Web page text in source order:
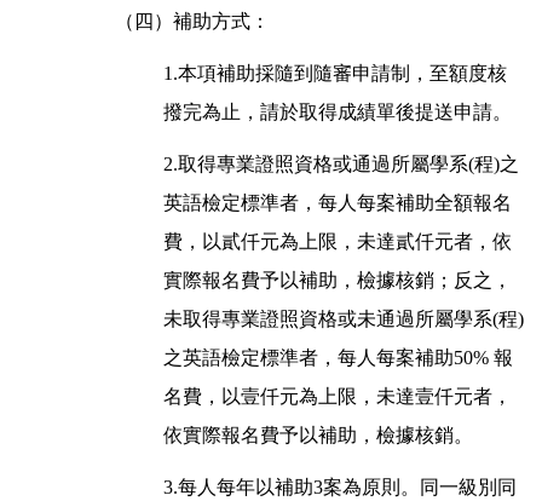
（四）補助方式：
1.本項補助採隨到隨審申請制，至額度核
撥完為止，請於取得成績單後提送申請。
2.取得專業證照資格或通過所屬學系(程)之
英語檢定標準者，每人每案補助全額報名
費，以貳仟元為上限，未達貳仟元者，依
實際報名費予以補助，檢據核銷；反之，
未取得專業證照資格或未通過所屬學系(程)
之英語檢定標準者，每人每案補助50% 報
名費，以壹仟元為上限，未達壹仟元者，
依實際報名費予以補助，檢據核銷。
3.每人每年以補助3案為原則。同一級別同